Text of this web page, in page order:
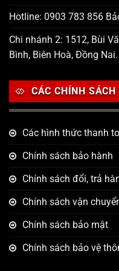
Hotline: 0903 783 856
Chi nhánh 2: 1512, Bùi
Bình, Biên Hoà, Đồng Nai.
CÁC CHÍNH SÁCH
Các hình thức thanh
Chính sách bảo hành
Chính sách đổi, trả
Chính sách vận
Chính sách bảo mật
Chính sách bảo vệ